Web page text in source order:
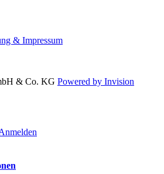
& Impressum
& Co. KG Powered by Invision